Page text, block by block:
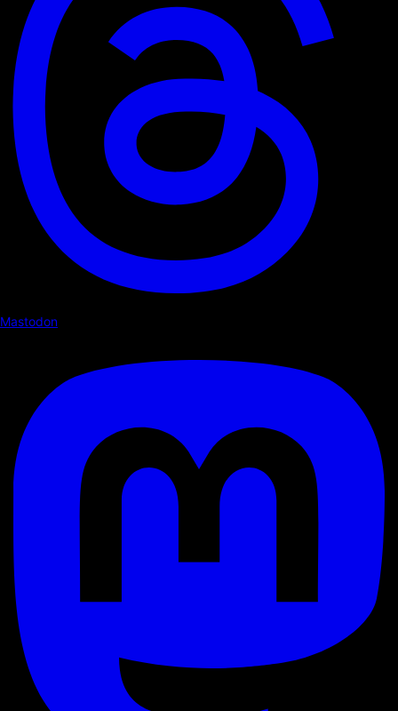
Mastodon